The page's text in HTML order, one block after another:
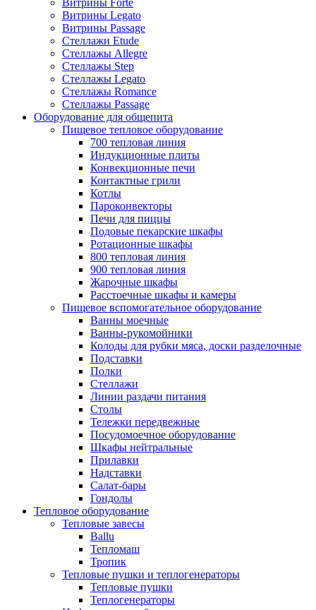
Витрины Legato
Витрины Passage
Стеллажи Etude
Стеллажы Allegre
Стеллажы Step
Стеллажы Legato
Стеллажы Romance
Стеллажы Passage
Оборудование для общепита
Пищевое тепловое оборудование
700 тепловая линия
Индукционные плиты
Конвекционные печи
Контактные грили
Котлы
Пароконвекторы
Печи для пиццы
Подовые пекарские шкафы
Ротационные шкафы
800 тепловая линия
900 тепловая линия
Жарочные шкафы
Расстоечные шкафы и камеры
Пищевое вспомогательное оборудование
Ванны моечные
Ванны-рукомойники
Колоды для рубки мяса, доски разделочные
Подставки
Полки
Стеллажи
Линии раздачи питания
Столы
Тележки передвежные
Посудомоечное оборудование
Шкафы нейтральные
Прилавки
Надставки
Салат-бары
Гондолы
Тепловое оборудование
Тепловые завесы
Ballu
Тепломаш
Тропик
Тепловые пушки и теплогенераторы
Тепловые пушки
Теплогенераторы